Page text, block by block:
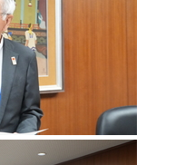
四季のイベント・祭り
広報・広聴